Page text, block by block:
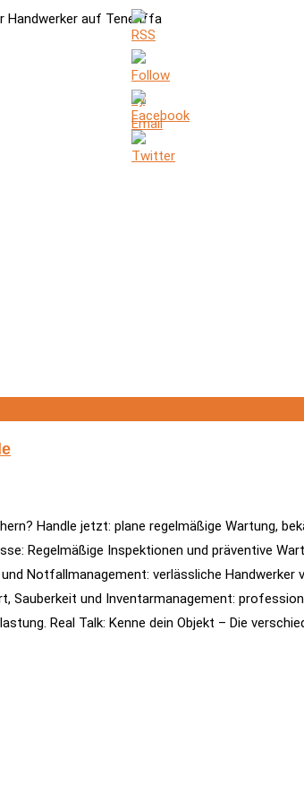
Handwerker auf Teneriffa
Handle jetzt: plane regelmäßige Wartung,
Regelmäßige Inspektionen und präventive
Notfallmanagement: verlässliche
und Inventarmanagement:
Real Talk: Kenne dein Objekt – Die